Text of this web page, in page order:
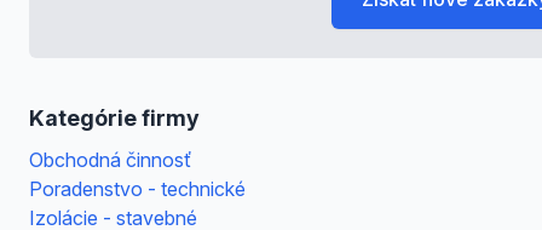
Kategórie firmy
Obchodná činnosť
Poradenstvo - technické
Izolácie - stavebné